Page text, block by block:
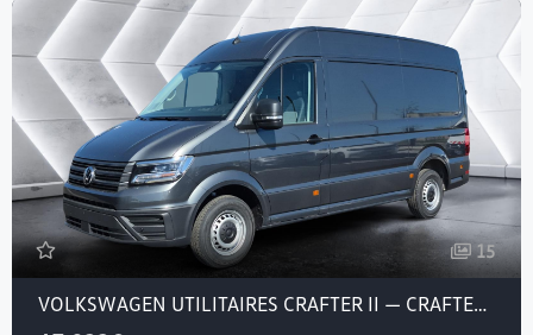
15
VOLKSWAGEN UTILITAIRES CRAFTER II — CRAFTER VAN 35 L3H3 2.0 TDI 140 CH BVA8